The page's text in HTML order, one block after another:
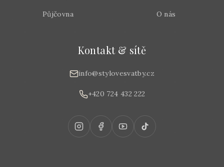
Půjčovna O nás
Kontakt & sítě
info@stylovesvatby.cz
+420 724 432 222